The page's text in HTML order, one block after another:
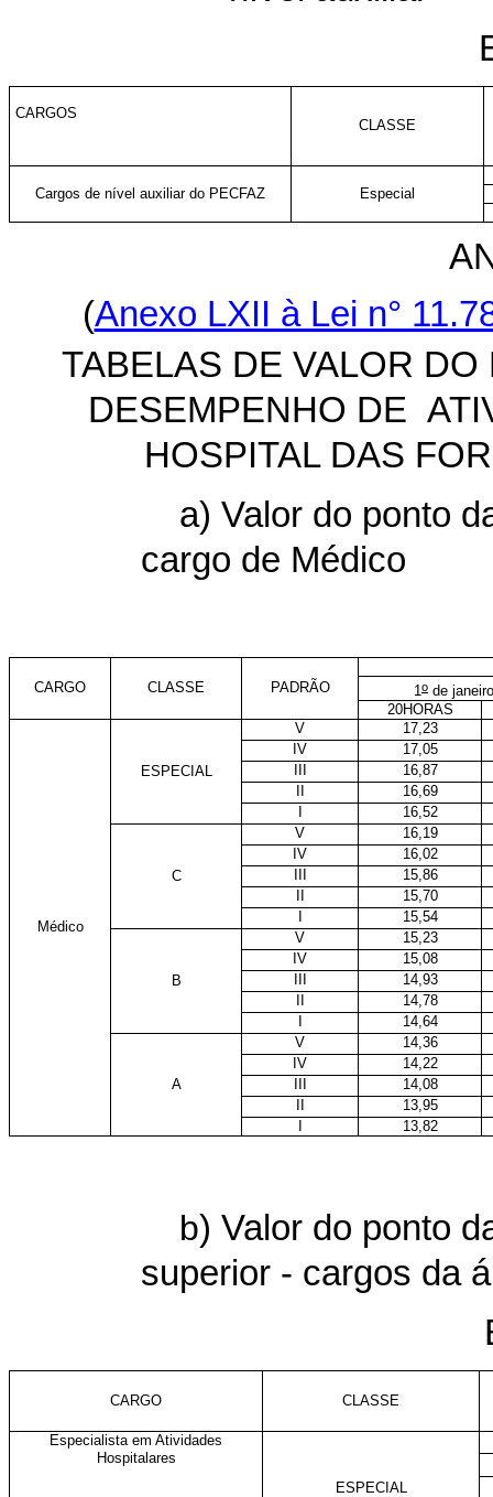
CARGOS
CLASSE
Cargos de nível auxiliar do PECFAZ Especial
(Anexo LXII à Lei n°
TABELAS DE VALOR
DESEMPENHO DE
HOSPITAL DAS
a) Valor do ponto
cargo de Médico
CARGO CLASSE PADRÃO 1o de
20HORAS
Médico
ESPECIAL
V
17,23
IV
17,05
16,87
16,69
16,52
C
V
16,19
IV
16,02
15,86
15,70
15,54
B
V
15,23
IV
15,08
14,93
14,78
14,64
A
V
14,36
IV
14,22
14,08
13,95
13,82
b) Valor do ponto
superior - cargos da
CARGO CLASSE
Especialista em Atividades
Hospitalares
ESPECIAL